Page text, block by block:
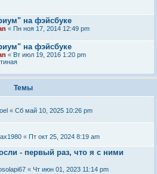
на фэйсбуке
« Пн ноя 17, 2014 12:49 pm
на фэйсбуке
« Вт июл 19, 2016 1:20 pm
Темы
« Сб май 10, 2025 10:26 pm
« Пт окт 25, 2024 8:19 am
- первый раз, что я с ними
« Чт июн 01, 2023 11:14 pm